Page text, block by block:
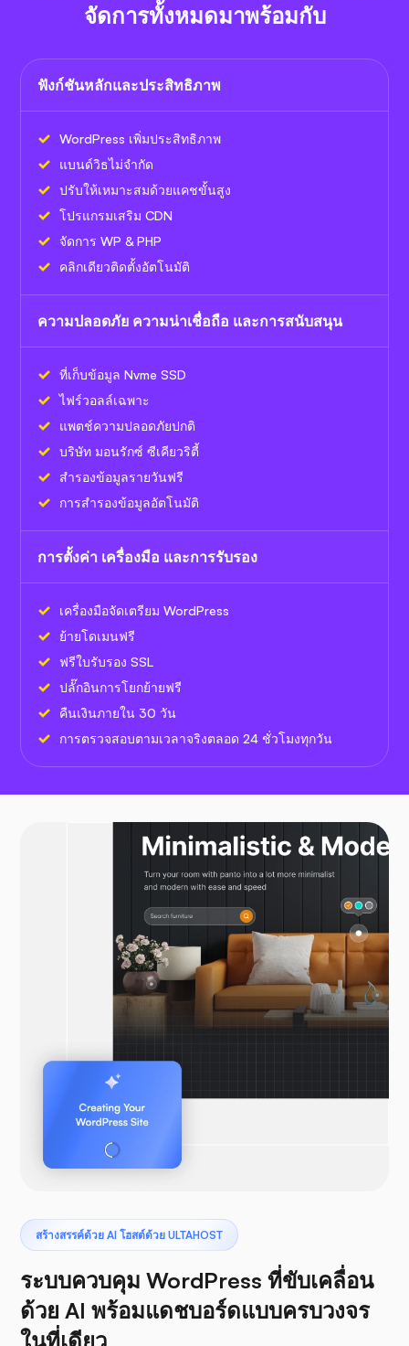
จัดการทั้งหมดมาพร้อมกับ
ฟังก์ชันหลักและประสิทธิภาพ
WordPress เพิ่มประสิทธิภาพ
แบนด์วิธไม่จำกัด
ปรับให้เหมาะสมด้วยแคชขั้นสูง
โปรแกรมเสริม CDN
จัดการ WP & PHP
คลิกเดียวติดตั้งอัตโนมัติ
ความปลอดภัย ความน่าเชื่อถือ และการสนับสนุน
ที่เก็บข้อมูล Nvme SSD
ไฟร์วอลล์เฉพาะ
แพตช์ความปลอดภัยปกติ
บริษัท มอนรักซ์ ซีเคียวริตี้
สำรองข้อมูลรายวันฟรี
การสำรองข้อมูลอัตโนมัติ
การตั้งค่า เครื่องมือ และการรับรอง
เครื่องมือจัดเตรียม WordPress
ย้ายโดเมนฟรี
ฟรีใบรับรอง SSL
ปลั๊กอินการโยกย้ายฟรี
คืนเงินภายใน 30 วัน
การตรวจสอบตามเวลาจริงตลอด 24 ชั่วโมงทุกวัน
สร้างสรรค์ด้วย AI โฮสต์ด้วย ULTAHOST
ระบบควบคุม WordPress ที่ขับเคลื่อน
ด้วย AI พร้อมแดชบอร์ดแบบครบวงจร
ในที่เดียว